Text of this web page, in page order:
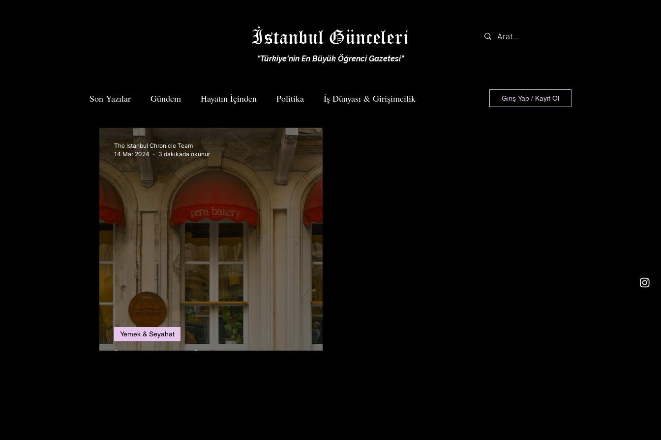
İstanbul Günceleri
"Türkiye'nin En Büyük Öğrenci Gazetesi"
Son Yazılar Gündem Hayatın İçinden Politika İş Dünyası & Girişimcilik
Bilim & Teknoloji Sanat Spor Yemek & Seyahat
Giriş Yap / Kayıt Ol
İstanbul’un En İyi Kafeleri Ve Kahvecileri
Yemek & Seyahat
The Istanbul Chronicle Team
14 Mar 2024
3 dakikada okunur